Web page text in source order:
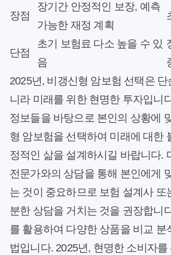
장점
장기간 안정적인 보장, 예측
가능한 재정 계획
단점
초기 보험료 다소 높을 수 있
음
2025년, 비갱신형 암보험 선택은
니라 미래를 위한 현명한 투자입니
정보들을 바탕으로 본인의 상황에
형 암보험을 선택하여 미래에 대한
정적인 삶을 설계하시길 바랍니다.
전문가와의 상담을 통해 본인에게
는 것이 중요하므로 보험 설계사 또
분한 상담을 거치는 것을 권장합니
를 활용하여 다양한 상품을 비교 분
법입니다. 2025년, 현명한 소비자